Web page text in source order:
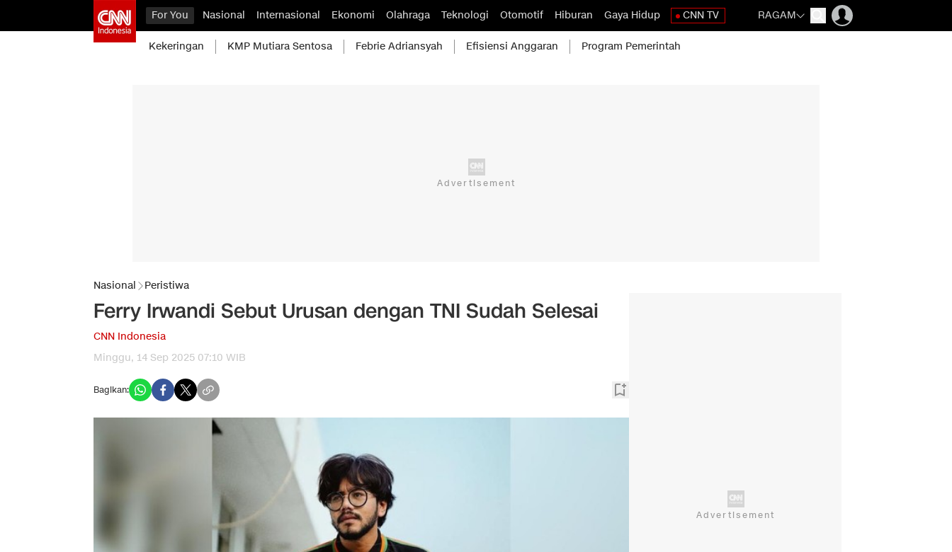
For You Nasional Internasional Ekonomi Olahraga Teknologi Otomotif Hiburan Gaya Hidup CNN TV RAGAM
Kekeringan KMP Mutiara Sentosa Febrie Adriansyah Efisiensi Anggaran Program Pemerintah
Nasional Peristiwa
Ferry Irwandi Sebut Urusan dengan TNI Sudah Selesai
CNN Indonesia
Minggu, 14 Sep 2025 07:10 WIB
Bagikan: